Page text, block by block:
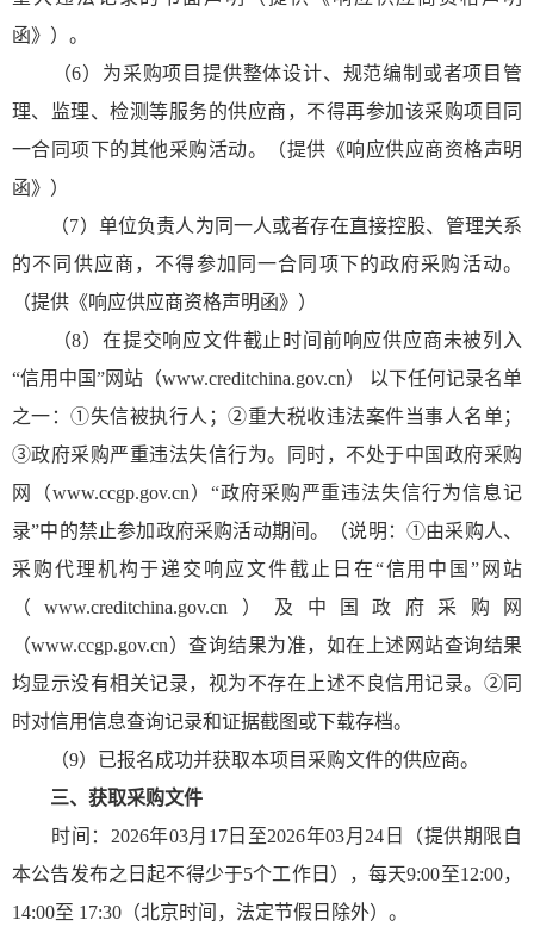
函》）。
（6）为采购项目提供整体设计、规范编制或者项目管
理、监理、检测等服务的供应商，不得再参加该采购项目同
一合同项下的其他采购活动。（提供《响应供应商资格声明
函》）
（7）单位负责人为同一人或者存在直接控股、管理关系
的不同供应商，不得参加同一合同项下的政府采购活动。
（提供《响应供应商资格声明函》）
（8）在提交响应文件截止时间前响应供应商未被列入
“信用中国”网站（www.creditchina.gov.cn） 以下任何记录名单
之一：①失信被执行人；②重大税收违法案件当事人名单；
③政府采购严重违法失信行为。同时，不处于中国政府采购
网（www.ccgp.gov.cn）“政府采购严重违法失信行为信息记
录”中的禁止参加政府采购活动期间。（说明：①由采购人、
采购代理机构于递交响应文件截止日在“信用中国”网站
（www.creditchina.gov.cn）及中国政府采购网
（www.ccgp.gov.cn）查询结果为准，如在上述网站查询结果
均显示没有相关记录，视为不存在上述不良信用记录。②同
时对信用信息查询记录和证据截图或下载存档。
（9）已报名成功并获取本项目采购文件的供应商。
三、 获取采购文件
时间：2026年03月17日至2026年03月24日（提供期限自
本公告发布之日起不得少于5个工作日），每天9:00至12:00，
14:00至 17:30（北京时间，法定节假日除外）。